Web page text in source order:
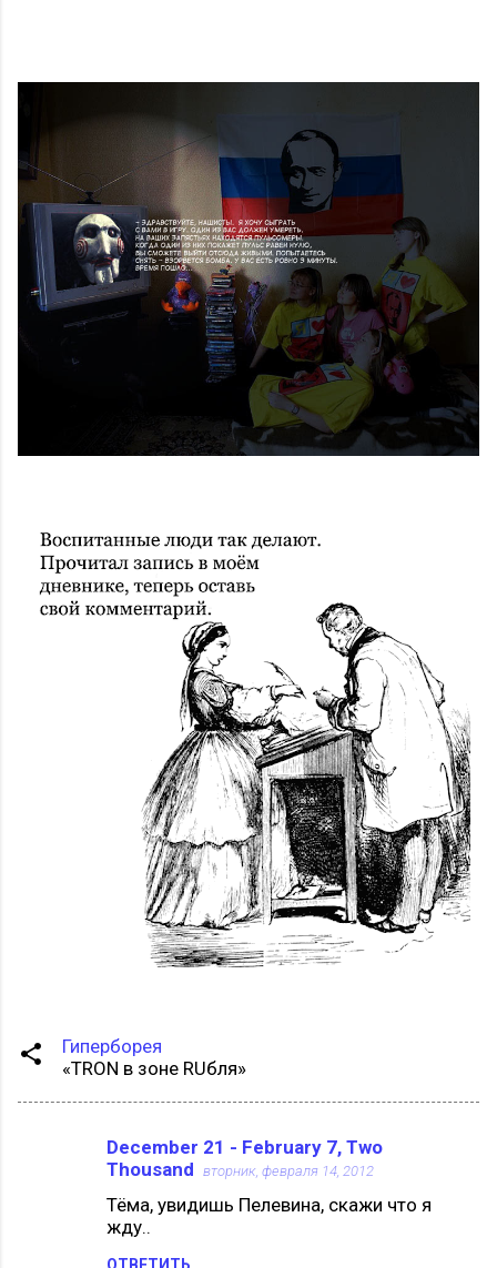
Гиперборея
«TRON в зоне RUбля»
December 21 - February 7, Two
Thousand вторник, февраля 14, 2012
Тёма, увидишь Пелевина, скажи что я
жду..
ОТВЕТИТЬ